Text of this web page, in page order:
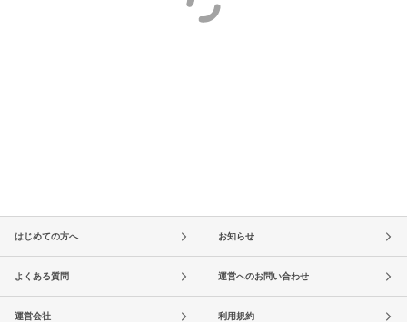
はじめての方へ お知らせ
よくある質問 運営へのお問い合わせ
運営会社 利用規約